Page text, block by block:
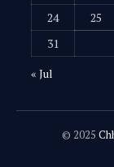
24
25
31
« Jul
© 2025